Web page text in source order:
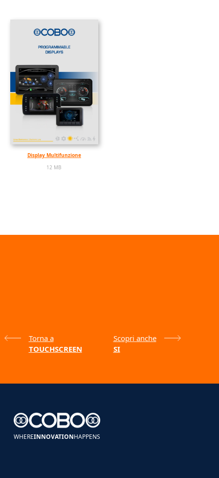
Display Multifunzione
12 MB
Torna a
TOUCHSCREEN
Scopri anche
SI
WHEREINNOVATIONHAPPENS